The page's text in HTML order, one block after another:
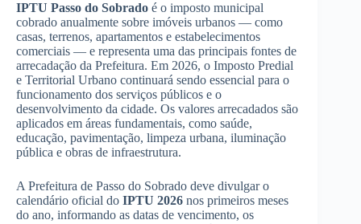
IPTU Passo do Sobrado é o imposto municipal
cobrado anualmente sobre imóveis urbanos — como
casas, terrenos, apartamentos e estabelecimentos
comerciais — e representa uma das principais fontes de
arrecadação da Prefeitura. Em 2026, o Imposto Predial
e Territorial Urbano continuará sendo essencial para o
funcionamento dos serviços públicos e o
desenvolvimento da cidade. Os valores arrecadados são
aplicados em áreas fundamentais, como saúde,
educação, pavimentação, limpeza urbana, iluminação
pública e obras de infraestrutura.
A Prefeitura de Passo do Sobrado deve divulgar o
calendário oficial do IPTU 2026 nos primeiros meses
do ano, informando as datas de vencimento, os